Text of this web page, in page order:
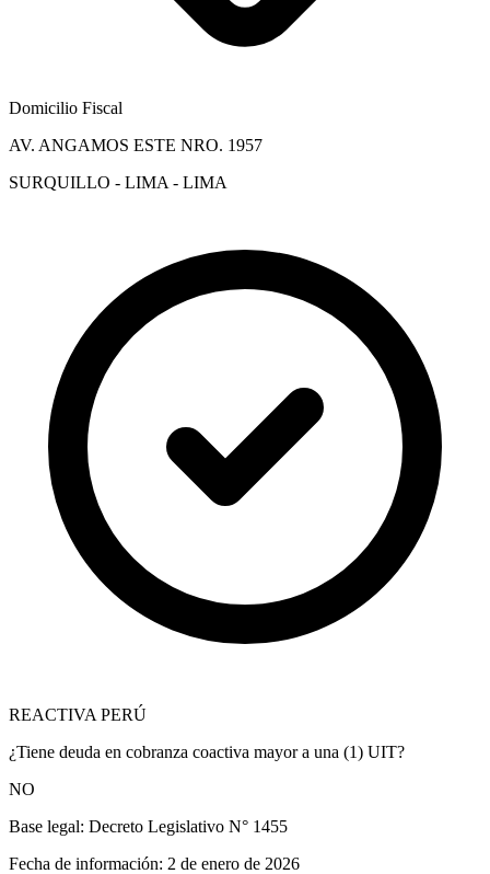
Domicilio Fiscal
AV. ANGAMOS ESTE NRO. 1957
SURQUILLO - LIMA - LIMA
REACTIVA PERÚ
¿Tiene deuda en cobranza coactiva mayor a una (1) UIT?
NO
Base legal: Decreto Legislativo N° 1455
Fecha de información: 2 de enero de 2026